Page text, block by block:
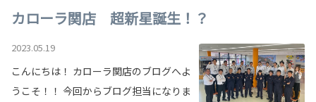
カローラ関店 超新星誕生！？
2023.05.19
こんにちは！ カローラ関店のブログへよ
うこそ！！ 今回からブログ担当になりま